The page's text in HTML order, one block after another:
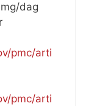
dag
pmc/arti
pmc/arti